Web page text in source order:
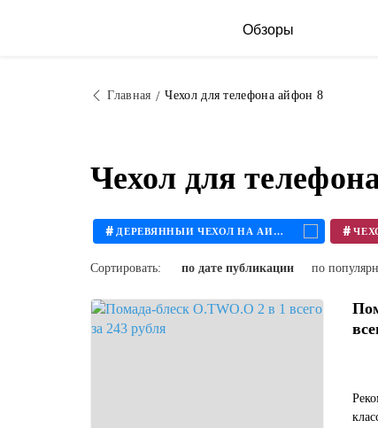
Обзоры
Главная Чехол для телефона айфон 8
Чехол для
# ДЕРЕВЯННЫЙ ЧЕХОЛ НА АЙФОН #
Сортировать: по дате публикации по